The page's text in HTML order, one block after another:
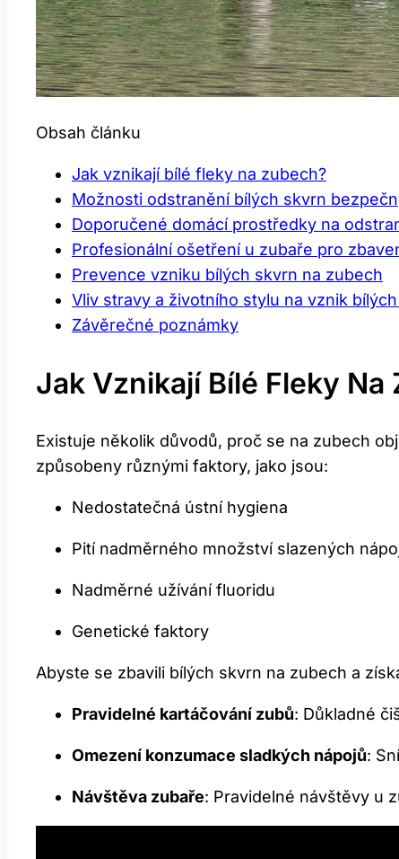
Obsah článku
Jak vznikají bílé fleky na zubech?
Možnosti odstranění bílých skvrn‌
Doporučené ⁤domácí prostředky na
Profesionální ošetření u zubaře pro
Prevence vzniku bílých skvrn na zubech
Vliv stravy a životního stylu na vznik
Závěrečné poznámky
Jak Vznikají Bílé Fleky Na
Existuje ⁣několik důvodů, proč se na zubech
způsobeny různými⁢ faktory, jako jsou:
Nedostatečná ústní hygiena
Pití nadměrného množství slazených
Nadměrné užívání fluoridu
Genetické faktory
Abyste se zbavili bílých skvrn na zubech a
Pravidelné ⁣kartáčování zubů:⁢ Důkladné
Omezení konzumace sladkých nápojů:
Návštěva zubaře: Pravidelné návštěvy u